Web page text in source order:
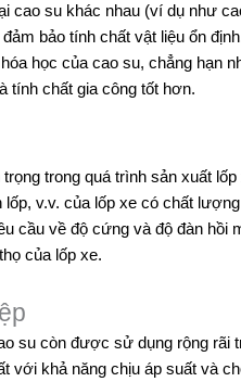
cao su khác nhau (ví dụ như
bảo tính chất vật liệu ổn
học của cao su, chẳng hạn
tính chất gia công tốt hơn.
trong quá trình sản xuất
v.v. của lốp xe có chất
cầu về độ cứng và độ đàn
của lốp xe.
su còn được sử dụng rộng rãi
với khả năng chịu áp suất và